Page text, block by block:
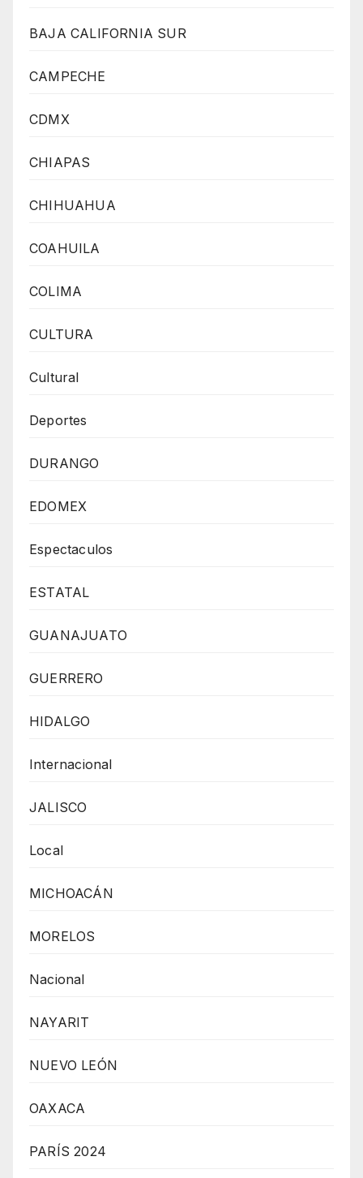
BAJA CALIFORNIA SUR
CAMPECHE
CDMX
CHIAPAS
CHIHUAHUA
COAHUILA
COLIMA
CULTURA
Cultural
Deportes
DURANGO
EDOMEX
Espectaculos
ESTATAL
GUANAJUATO
GUERRERO
HIDALGO
Internacional
JALISCO
Local
MICHOACÁN
MORELOS
Nacional
NAYARIT
NUEVO LEÓN
OAXACA
PARÍS 2024